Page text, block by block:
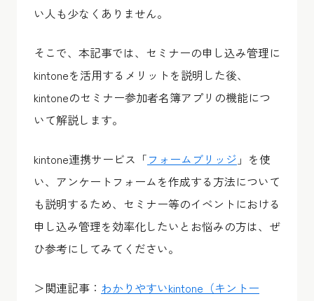
い人も少なくありません。
そこで、本記事では、セミナーの申し込み管理に
kintoneを活用するメリットを説明した後、
kintoneのセミナー参加者名簿アプリの機能につ
いて解説します。
kintone連携サービス「フォームブリッジ 」を使
い、アンケートフォームを作成する方法について
も説明するため、セミナー等のイベントにおける
申し込み管理を効率化したいとお悩みの方は、ぜ
ひ参考にしてみてください。
＞関連記事： わかりやすいkintone（キントー